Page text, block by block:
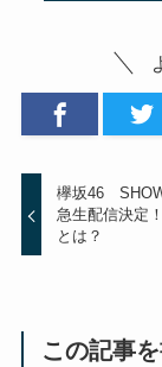
欅坂46
急生配信決定
とは？
この記事